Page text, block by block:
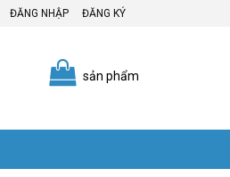
ĐĂNG NHẬP ĐĂNG KÝ
sản phẩm